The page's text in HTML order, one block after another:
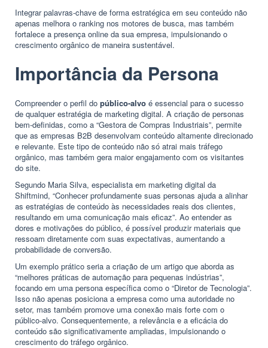
Integrar palavras-chave de forma estratégica em seu conteúdo não
apenas melhora o ranking nos motores de busca, mas também
fortalece a presença online da sua empresa, impulsionando o
crescimento orgânico de maneira sustentável.
Importância da Persona
Compreender o perfil do público-alvo é essencial para o sucesso
de qualquer estratégia de marketing digital. A criação de personas
bem-definidas, como a “Gestora de Compras Industriais”, permite
que as empresas B2B desenvolvam conteúdo altamente direcionado
e relevante. Este tipo de conteúdo não só atrai mais tráfego
orgânico, mas também gera maior engajamento com os visitantes
do site.
Segundo Maria Silva, especialista em marketing digital da
Shiftmind, “Conhecer profundamente suas personas ajuda a alinhar
as estratégias de conteúdo às necessidades reais dos clientes,
resultando em uma comunicação mais eficaz”. Ao entender as
dores e motivações do público, é possível produzir materiais que
ressoam diretamente com suas expectativas, aumentando a
probabilidade de conversão.
Um exemplo prático seria a criação de um artigo que aborda as
“melhores práticas de automação para pequenas indústrias”,
focando em uma persona específica como o “Diretor de Tecnologia”.
Isso não apenas posiciona a empresa como uma autoridade no
setor, mas também promove uma conexão mais forte com o
público-alvo. Consequentemente, a relevância e a eficácia do
conteúdo são significativamente ampliadas, impulsionando o
crescimento do tráfego orgânico.